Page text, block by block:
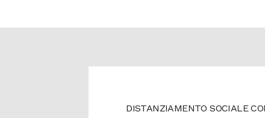
DISTANZIAMENTO SOCIALE